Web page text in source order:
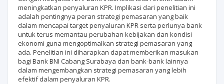
meningkatkan penyaluran KPR. Implikasi dari penelitian ini
adalah pentingnya peran strategi pemasaran yang baik
dalam mencapai target penyaluran KPR serta perlunya bank
untuk terus memantau perubahan kebijakan dan kondisi
ekonomi guna mengoptimalkan strategi pemasaran yang
ada. Penelitian ini diharapkan dapat memberikan masukan
bagi Bank BNI Cabang Surabaya dan bank-bank lainnya
dalam mengembangkan strategi pemasaran yang lebih
efektif dalam penyaluran KPR.